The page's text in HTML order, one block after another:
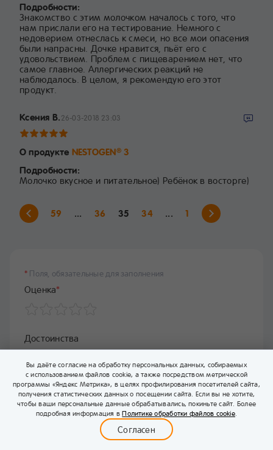
Бейбимания Каталог
0
Подробности:
Знакомство с этим молочком началось с того, что
нам прислали его на тестирование. Немного с
недоверием отнеслась к смеси, но все мои опасения
были напрасны. Дочке нравится, пьёт его с
удовольствием. Проблем с пищеварением нет, что
самое главное. Аллергических реакций не
наблюдалось. В целом, я рекомендую его этот
продукт.
Ксения В.26-03-2018 23:03
О продукте NESTOGEN®3
Подробности:
Молочко вкусное и питательное) Ребёнок в восторге)
59 ... 36 35 34 ... 1
* Поля, обязательные для заполнения
Оценка*
Достоинства
Вы даёте согласие на обработку персональных данных, собираемых
с использованием файлов cookie, а также посредством метрической
программы «Яндекс Метрика», в целях профилирования посетителей сайта,
получения статистических данных о посещении сайта. Если вы не хотите,
чтобы ваши персональные данные обрабатывались, покиньте сайт. Более
подробная информация вПолитике обработки файлов cookie.
Согласен